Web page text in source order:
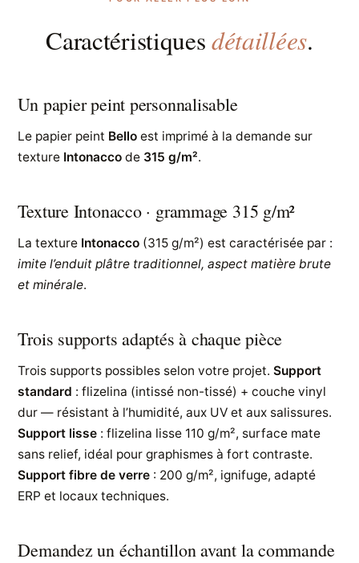
Caractéristiquesdétaillées.
Un papier peint personnalisable
Le papier peint Bello est imprimé à la demande sur
texture Intonacco de 315 g/m².
Texture Intonacco · grammage 315 g/m²
La texture Intonacco (315 g/m²) est caractérisée par :
imite l’enduit plâtre traditionnel, aspect matière brute
et minérale.
Trois supports adaptés à chaque pièce
Trois supports possibles selon votre projet.Support
standard : flizelina (intissé non-tissé) + couche vinyl
dur — résistant à l’humidité, aux UV et aux salissures.
Support lisse : flizelina lisse 110 g/m², surface mate
sans relief, idéal pour graphismes à fort contraste.
Support fibre de verre : 200 g/m², ignifuge, adapté
ERP et locaux techniques.
Demandez un échantillon avant la commande